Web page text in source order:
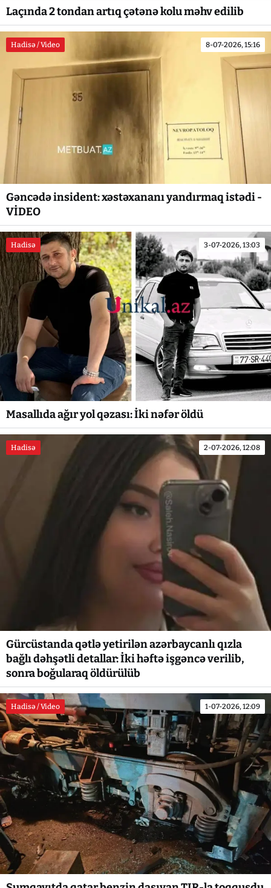
Laçında 2 tondan artıq çətənə kolu məhv edilib
Hadisə / Video 8-07-2026, 15:16
Gəncədə insident: xəstəxananı yandırmaq istədi -
VİDEO
Hadisə 3-07-2026, 13:03
Masallıda ağır yol qəzası: İki nəfər öldü
Hadisə 2-07-2026, 12:08
Gürcüstanda qətlə yetirilən azərbaycanlı qızla
bağlı dəhşətli detallar: İki həftə işgəncə verilib,
sonra boğularaq öldürülüb
Hadisə / Video 1-07-2026, 12:09